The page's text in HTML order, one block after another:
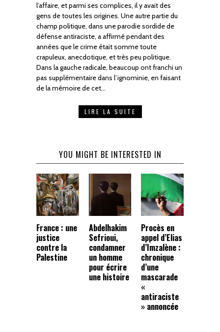
l’affaire, et parmi ses complices, il y avait des
gens de toutes les origines. Une autre partie du
champ politique, dans une parodie sordide de
défense antiraciste, a affirmé pendant des
années que le crime était somme toute
crapuleux, anecdotique, et très peu politique.
Dans la gauche radicale, beaucoup ont franchi un
pas supplémentaire dans l’ignominie, en faisant
de la mémoire de cet…
LIRE LA SUITE
YOU MIGHT BE INTERESTED IN
France : une
justice
contre la
Palestine
Abdelhakim
Sefrioui,
condamner
un homme
pour écrire
une histoire
Procès en
appel d’Elias
d’Imzalène :
chronique
d’une
mascarade
«
antiraciste
» annoncée